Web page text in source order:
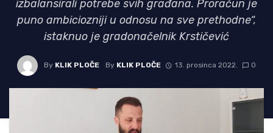
izbalansirali potrebe svih građana. Proračun je
puno ambiciozniji u odnosu na sve prethodne“,
istaknuo je gradonačelnik Krstičević
By KLIK PLOČE By KLIK PLOČE 13. prosinca 2022. 0